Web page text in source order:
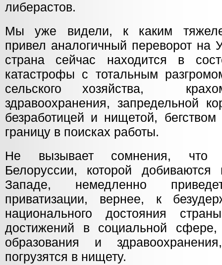
либерастов.
Мы уже видели, к каким
привел аналогичный переворот на
страна сейчас находится в
катастрофы с тотальным
сельского хозяйства,
здравоохранения, запредельной
безработицей и нищетой,
границу в поисках работы.
Не вызывает сомнения, что
Белоруссии, которой
Западе, немедленно
приватизации, вернее, к
национального достояния
достижений в социальной сфере,
образования и
погрузятся в нищету.